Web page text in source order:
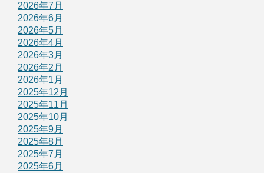
2026年7月
2026年6月
2026年5月
2026年4月
2026年3月
2026年2月
2026年1月
2025年12月
2025年11月
2025年10月
2025年9月
2025年8月
2025年7月
2025年6月